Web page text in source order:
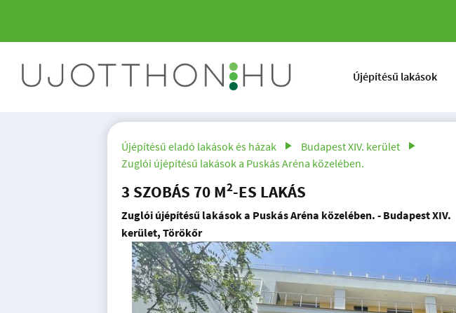
Újépítésű lakások
Újépítésű eladó lakások és házak
Budapest XIV. kerület
Zuglói újépítésű lakások a Puskás Aréna közelében.
3 SZOBÁS 70 M2-ES LAKÁS
Zuglói újépítésű lakások a Puskás Aréna közelében. - Budapest XIV.
kerület, Törökőr